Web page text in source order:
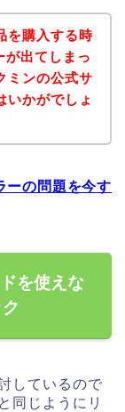
を購入する時
出てしまっ
ミンの公式サ
いかがでしょ
の問題を今す
を使えな
しているので
同じようにリ